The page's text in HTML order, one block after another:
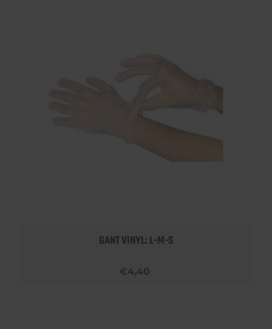
GANT VINYL: L-M-S
€4,40